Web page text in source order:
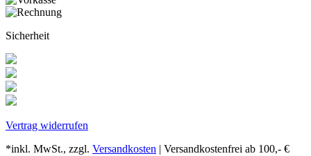
Sicherheit
Vertrag widerrufen
*inkl. MwSt., zzgl. Versandkosten | Versandkostenfrei ab 100,- €